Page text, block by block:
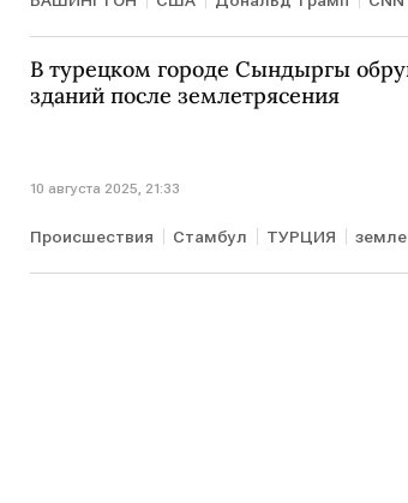
В турецком городе Сындыргы
зданий после землетрясения
10 августа 2025, 21:33
Происшествия Стамбул ТУРЦИЯ